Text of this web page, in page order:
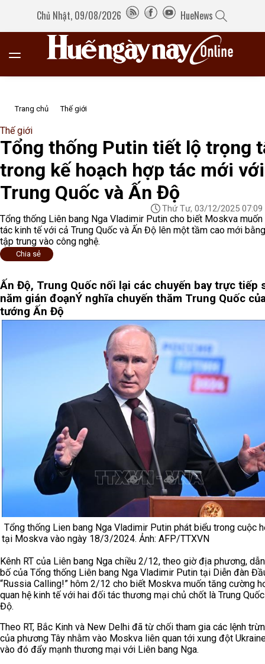
Chủ Nhật, 09/08/2026 HueNews
Trang chủ Thế giới
Thế giới
Tổng thống Putin tiết lộ trọng
trong kế hoạch hợp tác mới với
Trung Quốc và Ấn Độ
Thứ Tư, 03/12/2025 07:09
Tổng thống Liên bang Nga Vladimir Putin cho biết Moskva
tác kinh tế với cả Trung Quốc và Ấn Độ lên một tầm cao mới
tập trung vào công nghệ.
Chia sẻ
Ấn Độ, Trung Quốc nối lại các chuyến bay trực tiếp
năm gián đoạnÝ nghĩa chuyến thăm Trung Quốc
tướng Ấn Độ
Tổng thống Lien bang Nga Vladimir Putin phát biểu trong cuộc
tại Moskva vào ngày 18/3/2024. Ảnh: AFP/TTXVN
Kênh RT của Liên bang Nga chiều 2/12, theo giờ địa phương,
bố của Tổng thống Liên bang Nga Vladimir Putin tại Diễn đàn
“Russia Calling!” hôm 2/12 cho biết Moskva muốn tăng cường
quan hệ kinh tế với hai đối tác thương mại chủ chốt là Trung
Độ.
Theo RT, Bắc Kinh và New Delhi đã từ chối tham gia các lệnh
của phương Tây nhằm vào Moskva liên quan tới xung đột
vào đó đẩy mạnh thương mại với Liên bang Nga.